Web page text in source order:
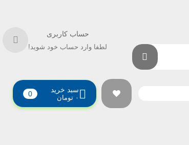
حساب کاربری
لطفا وارد حساب خود شوید!
سبد خرید
تومان ۰ 0